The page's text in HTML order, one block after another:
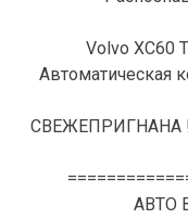
Volvo XC60
Автоматическая
АВТО